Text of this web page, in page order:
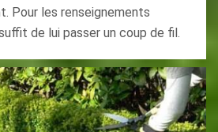
Pour les renseignements
de lui passer un coup de fil.